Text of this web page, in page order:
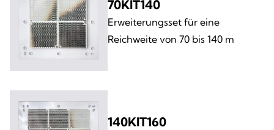
70KIT140
Erweiterungsset für eine
Reichweite von 70 bis 140 m
140KIT160